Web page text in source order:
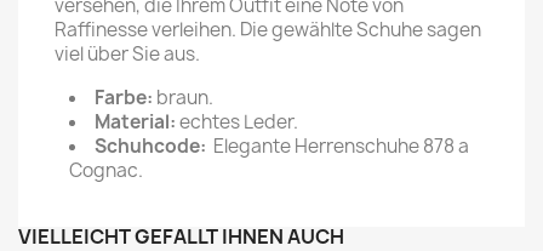
versehen, die Ihrem Outfit eine Note von
Raffinesse verleihen. Die gewählte Schuhe sagen
viel über Sie aus.
Farbe: braun.
Material:echtes Leder.
Schuhcode: Elegante Herrenschuhe 878 a
Cognac.
VIELLEICHT GEFÄLLT IHNEN AUCH